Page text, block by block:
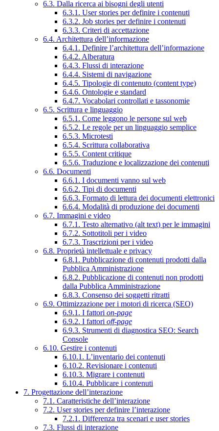
6.3. Dalla ricerca ai bisogni degli utenti
6.3.1. User stories per definire i contenuti
6.3.2. Job stories per definire i contenuti
6.3.3. Criteri di accettazione
6.4. Architettura dell’informazione
6.4.1. Definire l’architettura dell’informazione
6.4.2. Alberatura
6.4.3. Flussi di interazione
6.4.4. Sistemi di navigazione
6.4.5. Tipologie di contenuto (content type)
6.4.6. Ontologie e standard
6.4.7. Vocabolari controllati e tassonomie
6.5. Scrittura e linguaggio
6.5.1. Come leggono le persone sul web
6.5.2. Le regole per un linguaggio semplice
6.5.3. Microtesti
6.5.4. Scrittura collaborativa
6.5.5. Content critique
6.5.6. Traduzione e localizzazione dei contenuti
6.6. Documenti
6.6.1. I documenti vanno sul web
6.6.2. Tipi di documenti
6.6.3. Formato di lettura dei documenti elettronici
6.6.4. Modalità di produzione dei documenti
6.7. Immagini e video
6.7.1. Testo alternativo (alt text) per le immagini
6.7.2. Sottotitoli per i video
6.7.3. Trascrizioni per i video
6.8. Proprietà intellettuale e privacy
6.8.1. Pubblicazione di contenuti prodotti dalla
Pubblica Amministrazione
6.8.2. Pubblicazione di contenuti non prodotti
dalla Pubblica Amministrazione
6.8.3. Consenso dei soggetti ritratti
6.9. Ottimizzazione per i motori di ricerca (SEO)
6.9.1. I fattori on-page
6.9.2. I fattori off-page
6.9.3. Strumenti di diagnostica SEO: Search
Console
6.10. Gestire i contenuti
6.10.1. L’inventario dei contenuti
6.10.2. Revisionare i contenuti
6.10.3. Migrare i contenuti
6.10.4. Pubblicare i contenuti
7. Progettazione dell’interazione
7.1. Caratteristiche dell’interazione
7.2. User stories per definire l’interazione
7.2.1. Differenza tra scenari e user stories
7.3. Flussi di interazione